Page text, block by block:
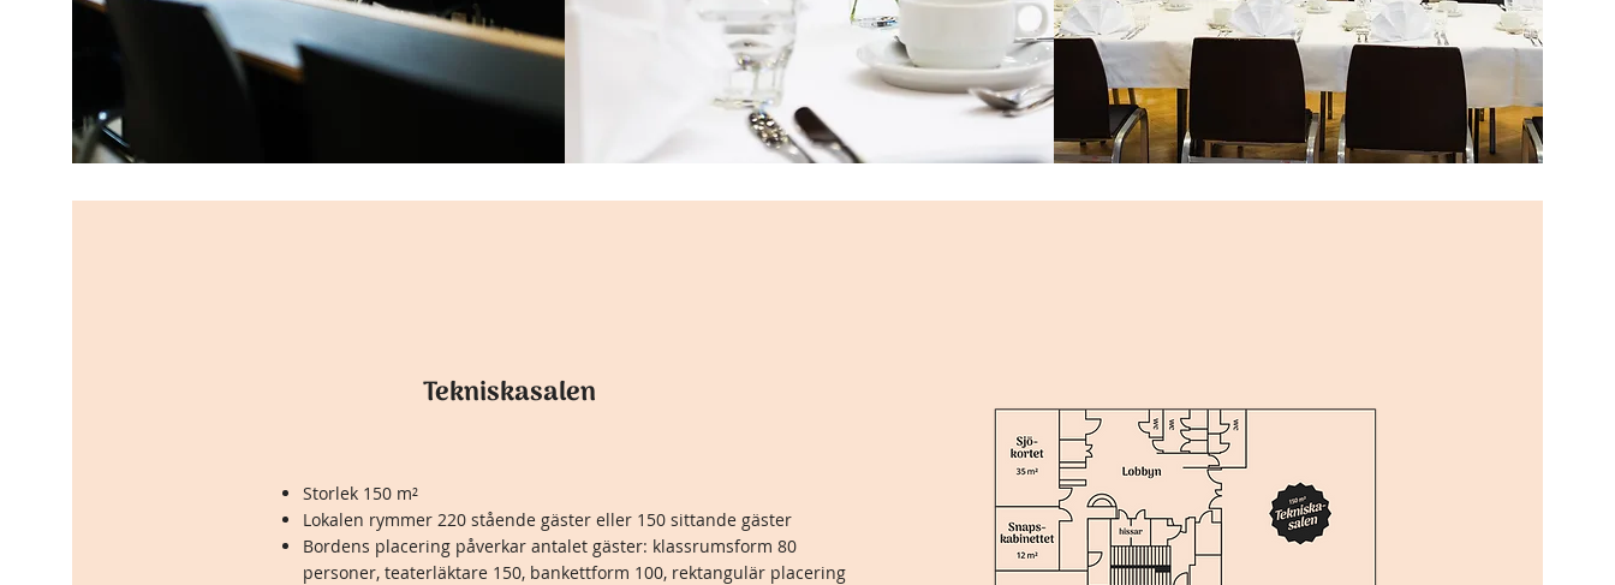
Tekniskasalen
Storlek 150 m²
Lokalen rymmer 220 stående gäster eller 150 sittande gäster
Bordens placering påverkar antalet gäster: klassrumsform 80
personer, teaterläktare 150, bankettform 100, rektangulär placering